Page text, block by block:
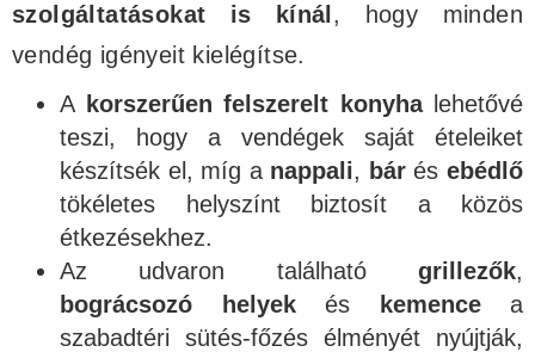
szolgáltatásokat is kínál , hogy minden
vendég igényeit kielégítse.
A korszerűen felszerelt konyhalehetővé
teszi, hogy a vendégek saját ételeiket
készítsék el, míg a nappali, bárésebédlő
tökéletes helyszínt biztosít a közös
étkezésekhez.
Az udvaron található grillezők,
bográcsozó helyekés kemencea
szabadtéri sütés-főzés élményét nyújtják,